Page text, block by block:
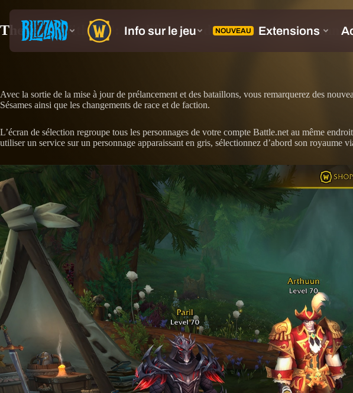
The War Within™: modification de l’écran des
Avec la sortie de la mise à jour de prélancement et des bataillons, vous remarquerez des
Sésames ainsi que les changements de race et de faction.
L’écran de sélection regroupe tous les personnages de votre compte Battle.net au même
utiliser un service sur un personnage apparaissant en gris, sélectionnez d’abord son royaume